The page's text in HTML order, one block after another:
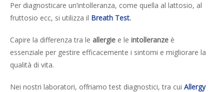
Per diagnosticare un’intolleranza, come quella al lattosio, al
fruttosio ecc, si utilizza il Breath Test.
Capire la differenza tra le allergie e le intolleranze è
essenziale per gestire efficacemente i sintomi e migliorare la
qualità di vita.
Nei nostri laboratori, offriamo test diagnostici, tra cui Allergy